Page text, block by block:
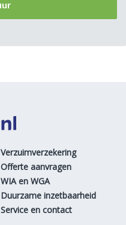
Verzuimverzekering
Offerte aanvragen
WIA en WGA
Duurzame inzetbaarheid
Service en contact